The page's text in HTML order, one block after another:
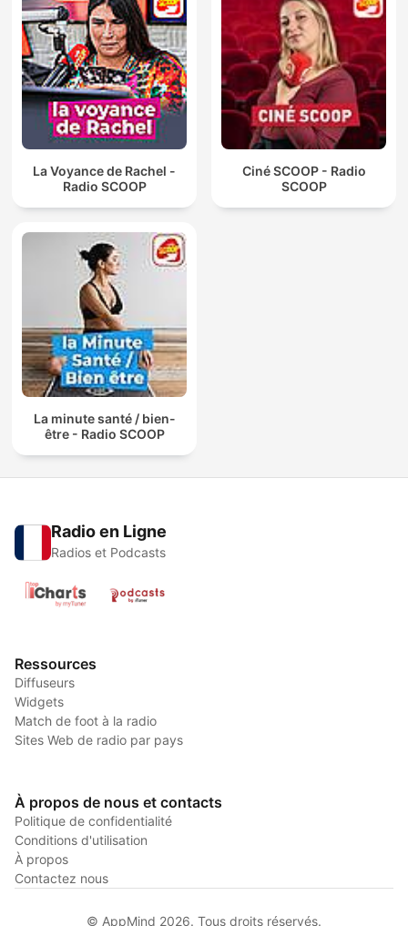
La Voyance de Rachel -
Radio SCOOP
Ciné SCOOP - Radio
SCOOP
La minute santé / bien-
être - Radio SCOOP
Radio en Ligne
Radios et Podcasts
Ressources
Diffuseurs
Widgets
Match de foot à la radio
Sites Web de radio par pays
À propos de nous et contacts
Politique de confidentialité
Conditions d'utilisation
À propos
Contactez nous
© AppMind 2026. Tous droits réservés.